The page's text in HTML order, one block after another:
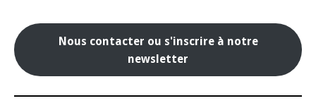
Nous contacter ou s'inscrire à notre
newsletter